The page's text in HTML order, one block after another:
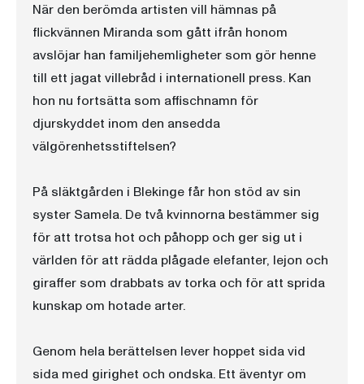
När den berömda artisten vill hämnas på
flickvännen Miranda som gått ifrån honom
avslöjar han familjehemligheter som gör henne
till ett jagat villebråd i internationell press. Kan
hon nu fortsätta som affischnamn för
djurskyddet inom den ansedda
välgörenhetsstiftelsen?
På släktgården i Blekinge får hon stöd av sin
syster Samela. De två kvinnorna bestämmer sig
för att trotsa hot och påhopp och ger sig ut i
världen för att rädda plågade elefanter, lejon och
giraffer som drabbats av torka och för att sprida
kunskap om hotade arter.
Genom hela berättelsen lever hoppet sida vid
sida med girighet och ondska. Ett äventyr om